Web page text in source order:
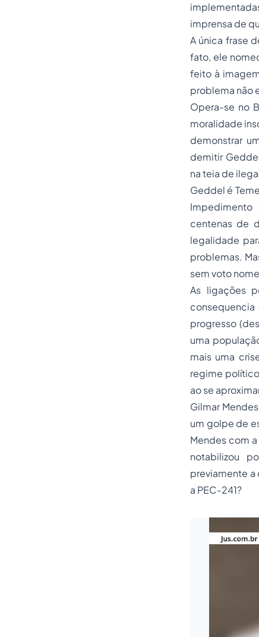
imprensa de
A única frase
fato, ele
feito à
problema não
Opera-se no
moralidade
demonstrar
demitir
na teia de
Geddel é
centenas de
legalidade
problemas.
sem voto
As ligações
consequencia
progresso
uma
mais uma
regime
ao se
Gilmar
um golpe de
Mendes com
notabilizou
previamente a
a PEC-241?